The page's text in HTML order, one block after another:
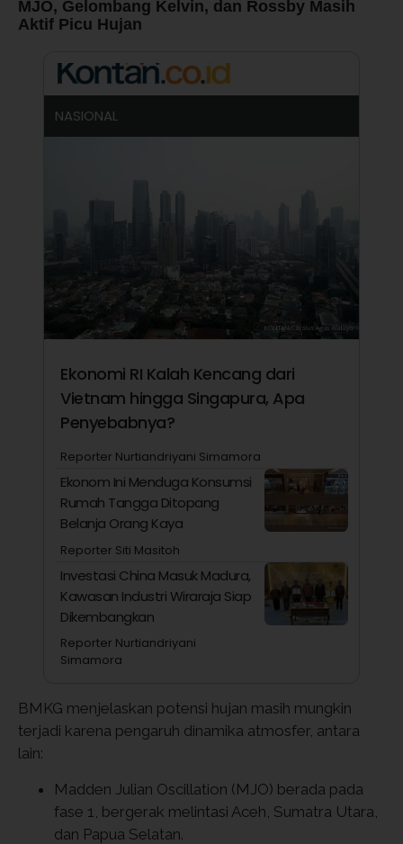
MJO, Gelombang Kelvin, dan Rossby Masih
Aktif Picu Hujan
NASIONAL
Ekonomi RI Kalah Kencang dari
Vietnam hingga Singapura, Apa
Penyebabnya?
Reporter Nurtiandriyani Simamora
Ekonom Ini Menduga Konsumsi
Rumah Tangga Ditopang
Belanja Orang Kaya
Reporter Siti Masitoh
Investasi China Masuk Madura,
Kawasan Industri Wiraraja Siap
Dikembangkan
Reporter Nurtiandriyani
Simamora
BMKG menjelaskan potensi hujan masih mungkin
terjadi karena pengaruh dinamika atmosfer, antara
lain:
Madden Julian Oscillation (MJO) berada pada
fase 1, bergerak melintasi Aceh, Sumatra Utara,
dan Papua Selatan.